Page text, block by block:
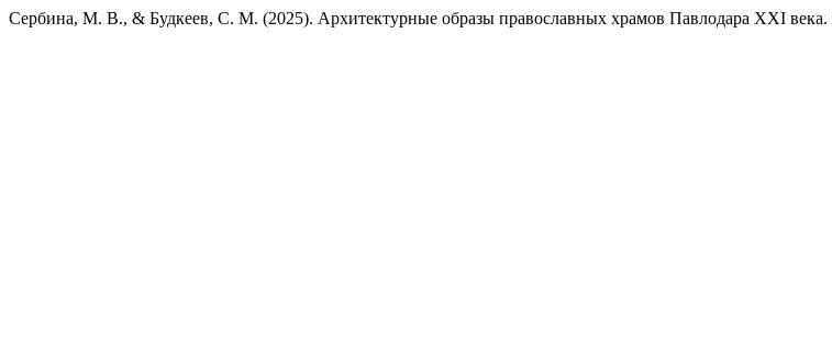
Сербина, М. В., & Будкеев, С. М. (2025). Архитектурные образы православных храмов Павлодара XXI века.